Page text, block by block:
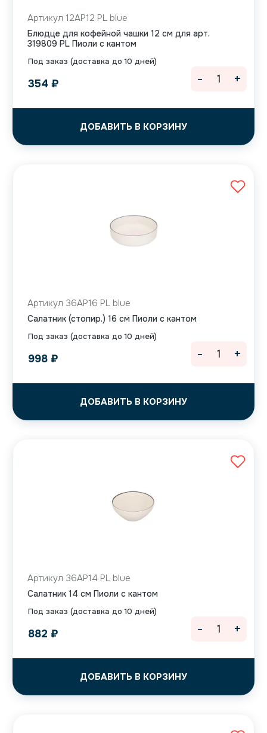
Под заказ (доставка до 10 дней)
Артикул 12AP12 PL blue
Блюдце для кофейной чашки 12 см для арт.
319809 PL Пиоли с кантом
354 ₽
ДОБАВИТЬ В КОРЗИНУ
- +
Под заказ (доставка до 10 дней)
Артикул 36AP16 PL blue
Салатник (стопир.) 16 см Пиоли с кантом
998 ₽
ДОБАВИТЬ В КОРЗИНУ
- +
Под заказ (доставка до 10 дней)
Артикул 36AP14 PL blue
Салатник 14 см Пиоли с кантом
882 ₽
ДОБАВИТЬ В КОРЗИНУ
- +